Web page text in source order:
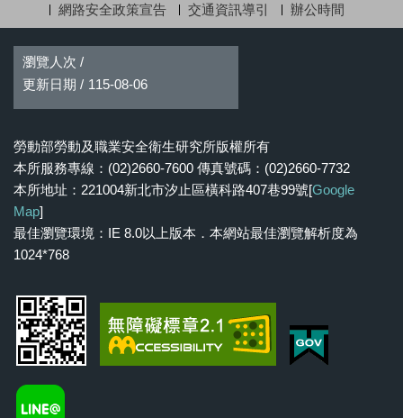
網路安全政策宣告
交通資訊導引 辦公時間
瀏覽人次 /
更新日期 / 115-08-06
勞動部勞動及職業安全衛生研究所版權所有
本所服務專線：(02)2660-7600 傳真號碼：(02)2660-7732
本所地址：221004新北市汐止區橫科路407巷99號[Google
Map]
最佳瀏覽環境：IE 8.0以上版本．本網站最佳瀏覽解析度為
1024*768